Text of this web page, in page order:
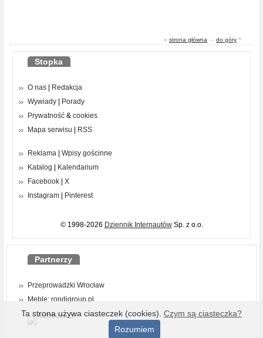
« strona główna - do góry ^
Stopka
O nas
Redakcja
Wywiady
Porady
Prywatność & cookies
Mapa serwisu
RSS
Reklama
Wpisy gościnne
Katalog
Kalendarium
Facebook
X
Instagram
Pinterest
© 1998-2026 Dziennik InternautówSp. z o.o.
Partnerzy
Przeprowadzki Wrocław
Meble: rondigroup.pl
Ta strona używa ciasteczek (cookies). Czym są ciasteczka?
Rozumiem